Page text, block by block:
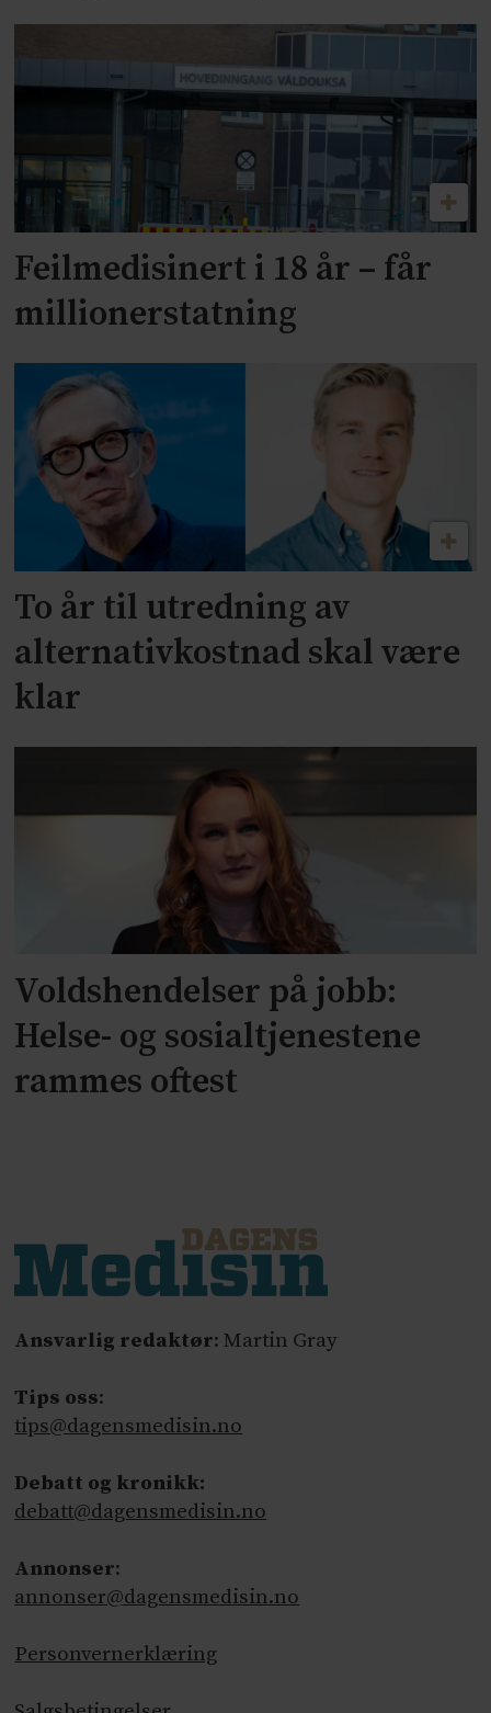
Feilmedisinert i 18 år – får
millionerstatning
To år til utredning av
alternativkostnad skal være
klar
Voldshendelser på jobb:
Helse- og sosialtjenestene
rammes oftest
Ansvarlig redaktør: Martin Gray
Tips oss:
tips@dagensmedisin.no
Debatt og kronikk:
debatt@dagensmedisin.no
Annonser:
annonser@dagensmedisin.no
Personvernerklæring